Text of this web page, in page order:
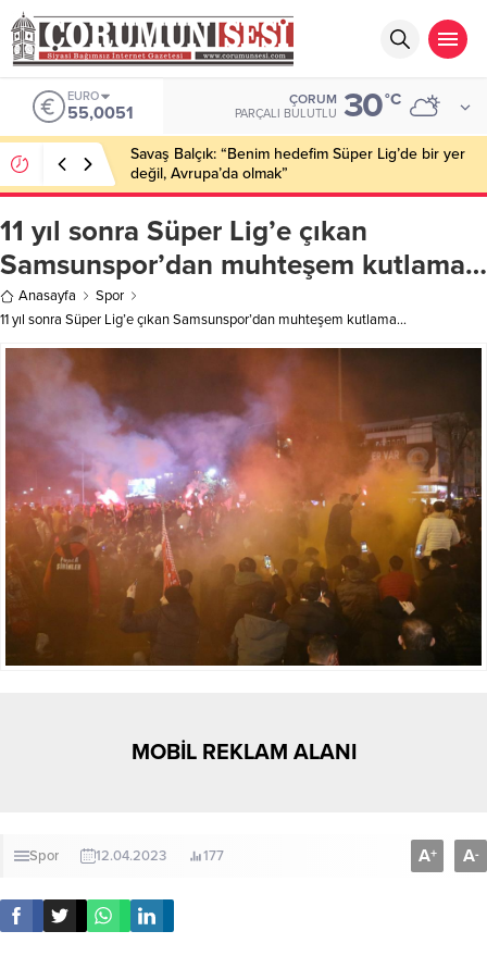
EURO
55,0051
ÇORUM
PARÇALI BULUTLU 30°C
Savaş Balçık: “Benim hedefim Süper Lig’de bir yer
değil, Avrupa’da olmak”
11 yıl sonra Süper Lig’e çıkan
Samsunspor’dan muhteşem kutlama…
Anasayfa
Spor
11 yıl sonra Süper Lig’e çıkan Samsunspor’dan muhteşem kutlama…
MOBİL REKLAM ALANI
Spor 12.04.2023 177 A+ A-